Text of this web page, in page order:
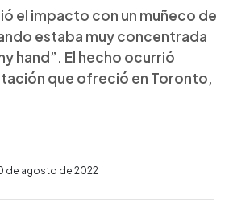
el impacto con un muñeco de
estaba muy concentrada
hand”. El hecho ocurrió
que ofreció en Toronto,
de agosto de 2022